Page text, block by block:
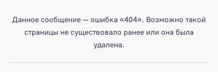
Данное сообщение — ошибка «404». Возможно такой
страницы не существовало ранее или она была
удалена.